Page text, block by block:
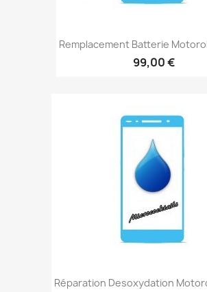
Remplacement Batterie
99,00 €
Réparation Desoxydation